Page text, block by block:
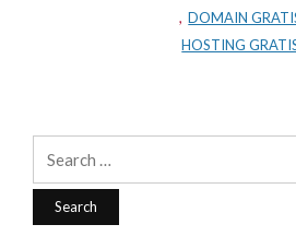
, DOMAIN
HOSTING